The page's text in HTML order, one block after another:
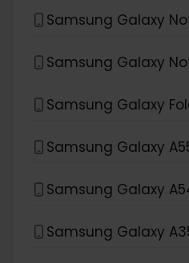
Samsung Galaxy
Samsung Galaxy
Samsung Galaxy
Samsung Galaxy
Samsung Galaxy
Samsung Galaxy